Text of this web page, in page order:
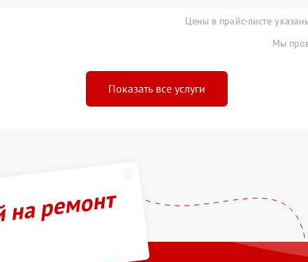
Цены в прайс-листе
Мы
Показать все услуги
ремонт